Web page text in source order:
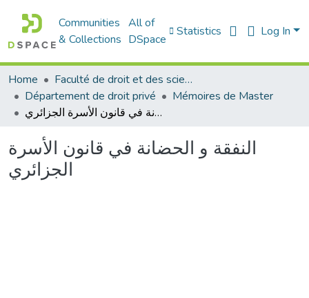
Communities
& Collections
All of
DSpace
Statistics Log In
Home
Faculté de droit et des sciences politiques
Département de droit privé
Mémoires de Master
النفقة و الحضانة في قانون الأسرة الجزائري
النفقة و الحضانة في قانون الأسرة
الجزائري